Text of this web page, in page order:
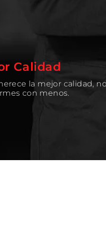
Calidad
la mejor calidad, no
con menos.